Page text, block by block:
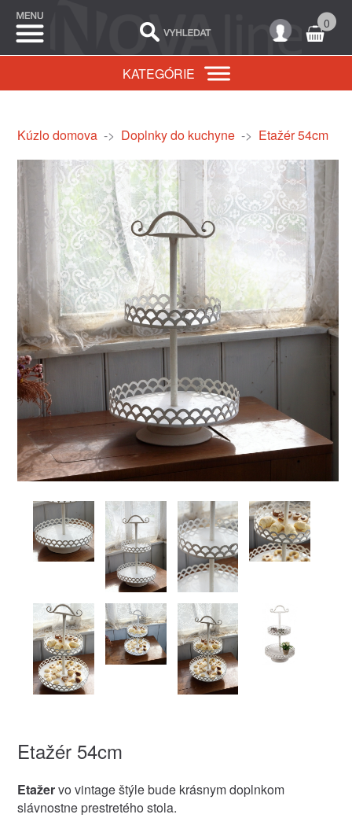
0
KATEGÓRIE
Kúzlo domova-> Doplnky do kuchyne-> Etažér 54cm
Etažér 54cm
Etažervo vintage štýle bude krásnym doplnkom
slávnostne prestretého stola.